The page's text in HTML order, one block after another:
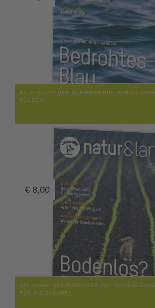
BODENLOS? DER SCHWINDENDE SCHATZ
FÜSSEN
€ 8,00
111 JAHRE NATURSCHUTZBUND: NEUN
FÜR DIE ZUKUNFT